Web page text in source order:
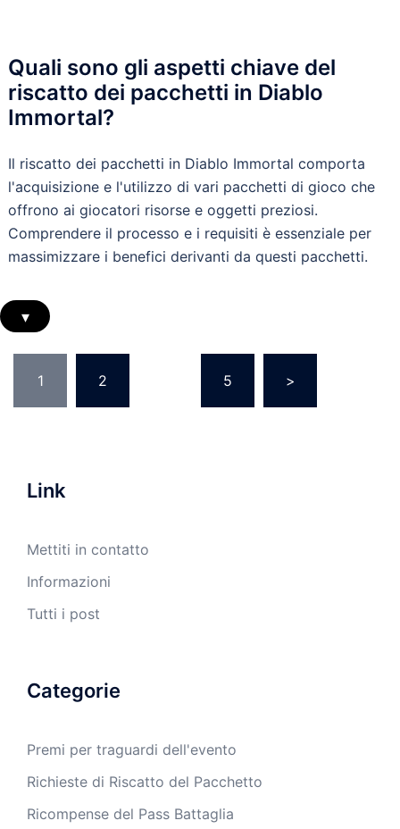
Quali sono gli aspetti chiave del
riscatto dei pacchetti in Diablo
Immortal?
Il riscatto dei pacchetti in Diablo Immortal comporta
l'acquisizione e l'utilizzo di vari pacchetti di gioco che
offrono ai giocatori risorse e oggetti preziosi.
Comprendere il processo e i requisiti è essenziale per
massimizzare i benefici derivanti da questi pacchetti.
▾
pagination
1 2 5 >
Link
Mettiti in contatto
Informazioni
Tutti i post
Categorie
Premi per traguardi dell'evento
Richieste di Riscatto del Pacchetto
Ricompense del Pass Battaglia